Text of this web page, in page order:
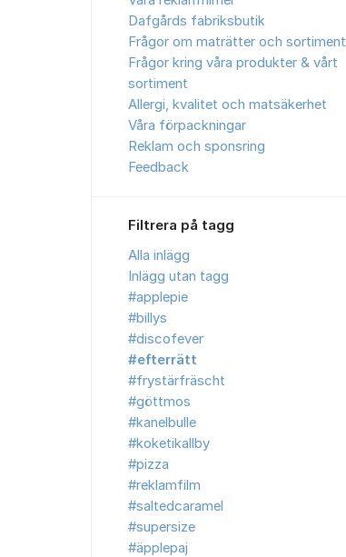
Dafgårds fabriksbutik
Frågor om maträtter och sortiment
Frågor kring våra produkter & vårt
sortiment
Allergi, kvalitet och matsäkerhet
Våra förpackningar
Reklam och sponsring
Feedback
Filtrera på tagg
Alla inlägg
Inlägg utan tagg
#applepie
#billys
#discofever
#efterrätt
#frystärfräscht
#göttmos
#kanelbulle
#koketikallby
#pizza
#reklamfilm
#saltedcaramel
#supersize
#äpplepaj